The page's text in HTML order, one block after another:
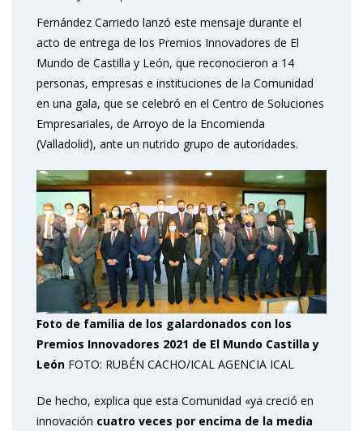
Fernández Carriedo lanzó este mensaje durante el
acto de entrega de los Premios Innovadores de El
Mundo de Castilla y León, que reconocieron a 14
personas, empresas e instituciones de la Comunidad
en una gala, que se celebró en el Centro de Soluciones
Empresariales, de Arroyo de la Encomienda
(Valladolid), ante un nutrido grupo de autoridades.
Foto de familia de los galardonados con los
Premios Innovadores 2021 de El Mundo Castilla y
León FOTO: RUBÉN CACHO/ICAL AGENCIA ICAL
De hecho, explica que esta Comunidad «ya creció en
innovación cuatro veces por encima de la media